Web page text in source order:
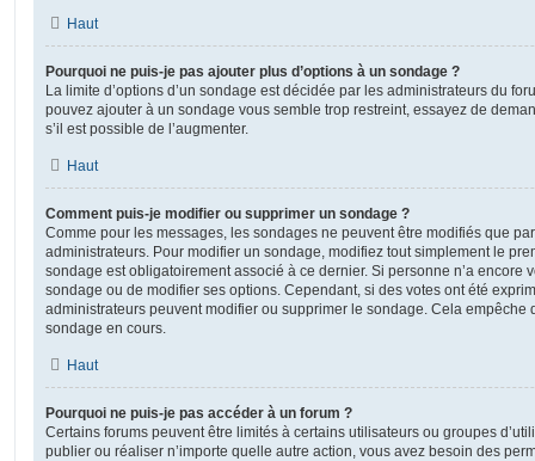
Haut
Pourquoi ne puis-je pas ajouter plus d’options à un sondage ?
La limite d’options d’un sondage est décidée par les administrateurs du
pouvez ajouter à un sondage vous semble trop restreint, essayez de
s’il est possible de l’augmenter.
Haut
Comment puis-je modifier ou supprimer un sondage ?
Comme pour les messages, les sondages ne peuvent être modifiés que
administrateurs. Pour modifier un sondage, modifiez tout simplement le
sondage est obligatoirement associé à ce dernier. Si personne n’a encore
sondage ou de modifier ses options. Cependant, si des votes ont été
administrateurs peuvent modifier ou supprimer le sondage. Cela empêche
sondage en cours.
Haut
Pourquoi ne puis-je pas accéder à un forum ?
Certains forums peuvent être limités à certains utilisateurs ou groupes
publier ou réaliser n’importe quelle autre action, vous avez besoin des